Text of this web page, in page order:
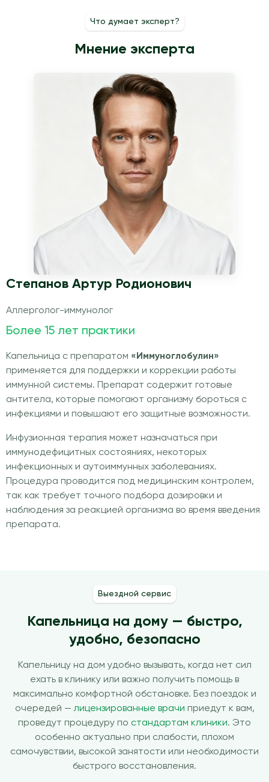
окончательное заключение делает специалист.
Что думает эксперт?
Мнение эксперта
Степанов Артур Родионович
Аллерголог-иммунолог
Более 15 лет практики
Капельница с препаратом «Иммуноглобулин»
применяется для поддержки и коррекции работы
иммунной системы. Препарат содержит готовые
антитела, которые помогают организму бороться с
инфекциями и повышают его защитные возможности.
Инфузионная терапия может назначаться при
иммунодефицитных состояниях, некоторых
инфекционных и аутоиммунных заболеваниях.
Процедура проводится под медицинским контролем,
так как требует точного подбора дозировки и
наблюдения за реакцией организма во время введения
препарата.
Выездной сервис
Капельница на дому — быстро,
удобно, безопасно
Капельницу на дом удобно вызывать, когда нет сил
ехать в клинику или важно получить помощь в
максимально комфортной обстановке. Без поездок и
очередей — лицензированные врачи приедут к вам,
проведут процедуру по стандартам клиники. Это
особенно актуально при слабости, плохом
самочувствии, высокой занятости или необходимости
быстрого восстановления.